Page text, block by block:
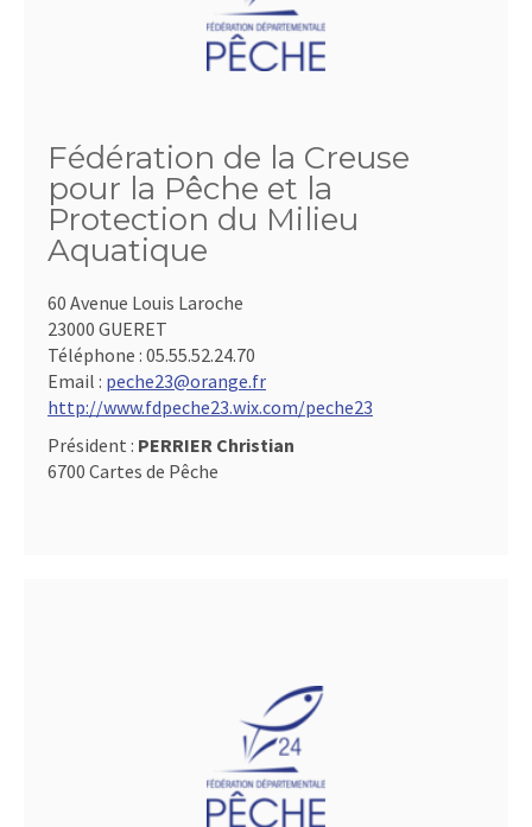
Fédération de la Creuse
pour la Pêche et la
Protection du Milieu
Aquatique
60 Avenue Louis Laroche
23000 GUERET
Téléphone : 05.55.52.24.70
Email : peche23@orange.fr
http://www.fdpeche23.wix.com/peche23
Président : PERRIER Christian
6700 Cartes de Pêche